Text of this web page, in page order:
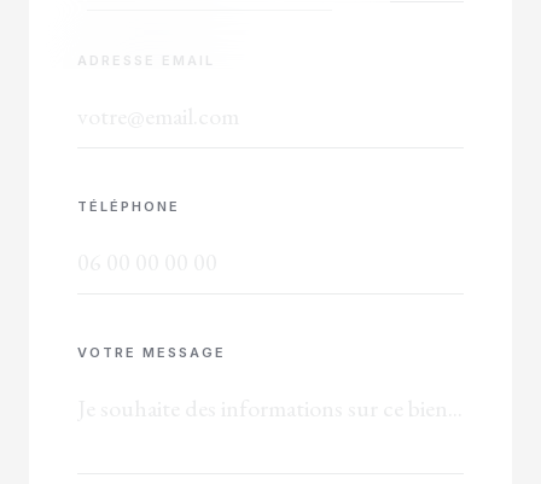
ADRESSE EMAIL
TÉLÉPHONE
VOTRE MESSAGE